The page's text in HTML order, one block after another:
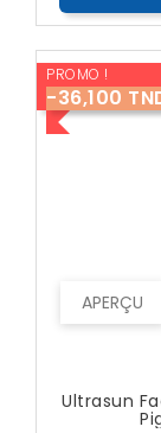
APERÇU
PROMO !
-36,100
Ultrasun